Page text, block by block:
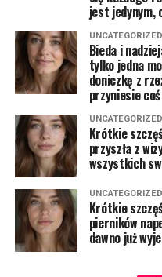
jest jedynym,
UNCATEGORIZED
Bieda i
tylko jedna
doniczkę z
przyniesie
UNCATEGORIZED
Krótkie
przyszła z
wszystkich
UNCATEGORIZED
Krótkie
pierników
dawno już